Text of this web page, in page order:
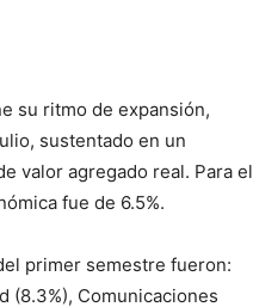
su ritmo de expansión,
sustentado en un
valor agregado real. Para el
fue de 6.5%.
primer semestre fueron:
(8.3%), Comunicaciones